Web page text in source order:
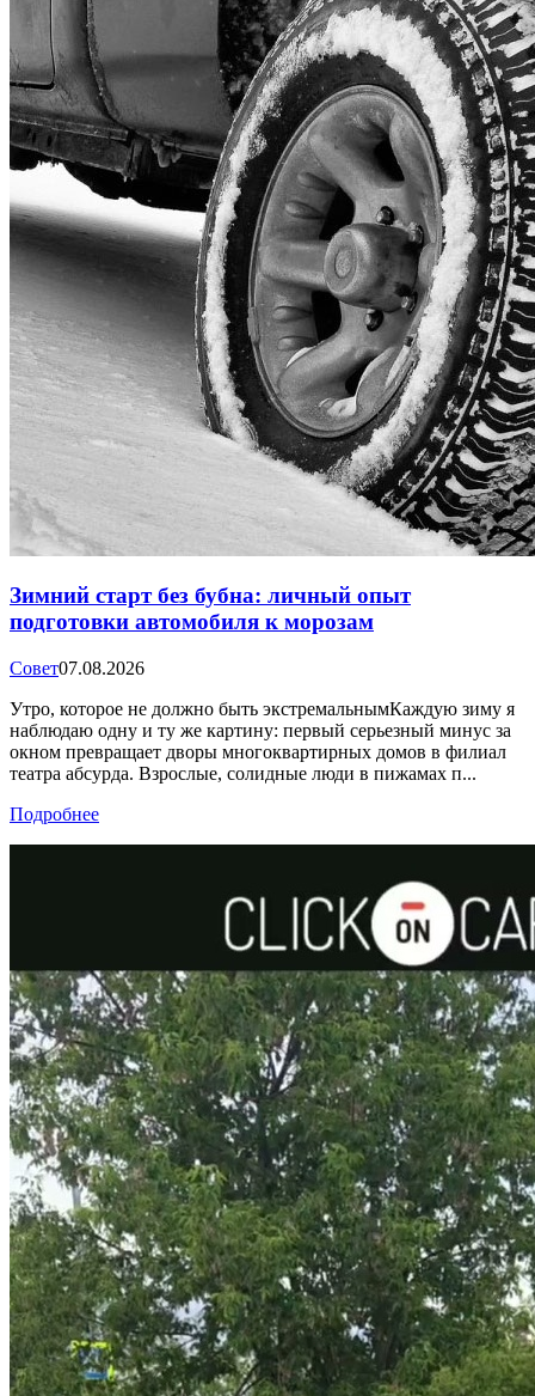
Зимний старт без бубна: личный опыт
подготовки автомобиля к морозам
Совет07.08.2026
Утро, которое не должно быть экстремальнымКаждую зиму я
наблюдаю одну и ту же картину: первый серьезный минус за
окном превращает дворы многоквартирных домов в филиал
театра абсурда. Взрослые, солидные люди в пижамах п...
Подробнее